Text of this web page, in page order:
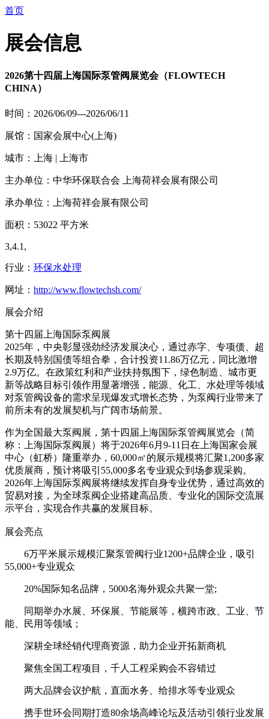
首页
展会信息
2026第十四届上海国际泵管阀展览会（FLOWTECH
CHINA）
时间：2026/06/09---2026/06/11
展馆：国家会展中心(上海)
城市：上海 | 上海市
主办单位：中华环保联合会 上海荷祥会展有限公司
承办单位：上海荷祥会展有限公司
面积：53022 平方米
3,4.1,
行业： 环保水处理
网址： http://www.flowtechsh.com/
展会介绍
第十四届上海国际泵阀展
2025年，中央彰显强劲经济发展决心，通过赤字、专项债、超
长期及特别国债等组合拳，合计投资11.86万亿元，同比激增
2.9万亿。在政策红利和产业扶持氛围下，绿色制造、城市更
新等战略目标引领作用显著增强，能源、化工、水处理等领域
对泵管阀设备的需求呈现爆发式增长态势，为泵阀行业带来了
前所未有的发展契机与广阔市场前景。
作为全国最大泵阀展，第十四届上海国际泵管阀展览会（简
称：上海国际泵阀展）将于2026年6月9-11日在上海国家会展
中心（虹桥）隆重举办，60,000㎡的展示规模将汇聚1,200多家
优质展商，预计将吸引55,000多名专业观众到场参观采购。
2026年上海国际泵阀展将继续发挥自身专业优势，通过高效的
贸易对接，为全球泵阀企业搭建高品质、专业化的国际交流展
示平台，实现合作共赢的发展目标。
展会亮点
6万平米展示规模汇聚泵管阀行业1200+品牌企业，吸引
55,000+专业观众
20%国际知名品牌，5000名海外观众共聚一堂;
同期举办水展、环保展、节能展等，横跨市政、工业、节
能、民用等领域；
深耕全球经销代理商资源，助力企业开拓新商机
聚焦全国工程项目，千人工程采购会不容错过
两大品牌会议护航，直面水务、给排水等专业观众
携手世环会同期打造80余场高峰论坛及活动引领行业发展